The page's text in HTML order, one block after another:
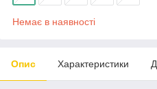
Немає в наявності
Опис Характеристики